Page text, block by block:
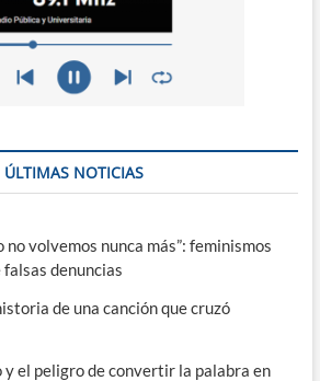
ÚLTIMAS NOTICIAS
no volvemos nunca más”: feminismos
denuncias
de una canción que cruzó
y el peligro de convertir la palabra en